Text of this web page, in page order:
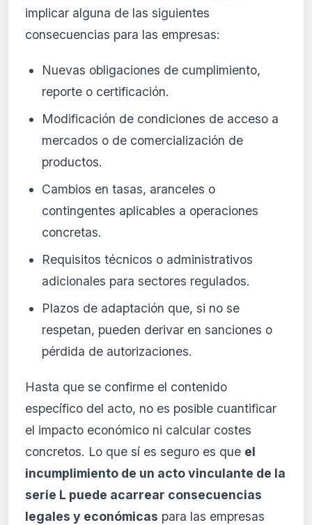
implicar alguna de las siguientes
consecuencias para las empresas:
Nuevas obligaciones de cumplimiento,
reporte o certificación.
Modificación de condiciones de acceso a
mercados o de comercialización de
productos.
Cambios en tasas, aranceles o
contingentes aplicables a operaciones
concretas.
Requisitos técnicos o administrativos
adicionales para sectores regulados.
Plazos de adaptación que, si no se
respetan, pueden derivar en sanciones o
pérdida de autorizaciones.
Hasta que se confirme el contenido
específico del acto, no es posible cuantificar
el impacto económico ni calcular costes
concretos. Lo que sí es seguro es que el
incumplimiento de un acto vinculante de la
serie L puede acarrear consecuencias
legales y económicas para las empresas